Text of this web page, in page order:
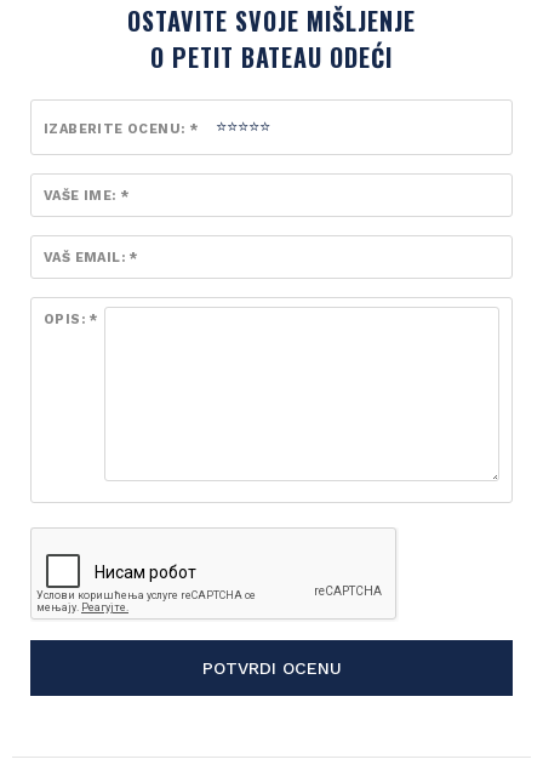
OSTAVITE SVOJE MIŠLJENJE
O PETIT BATEAU ODEĆI
IZABERITE OCENU: *
VAŠE IME: *
VAŠ EMAIL: *
OPIS: *
POTVRDI OCENU